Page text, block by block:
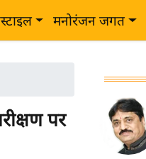
मनोरंजन जगत
पर